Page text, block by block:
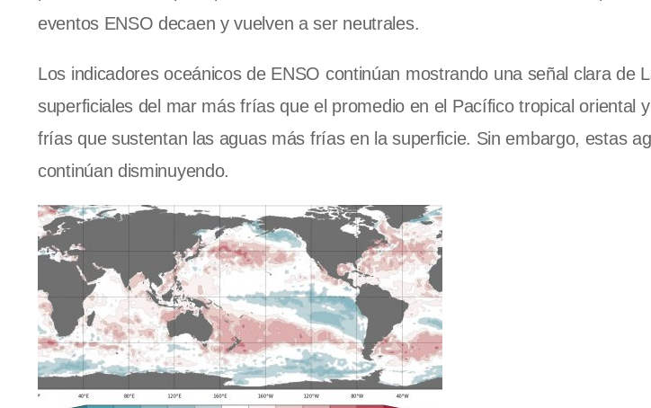
eventos ENSO decaen y vuelven a ser neutrales.
Los indicadores oceánicos de ENSO continúan mostrando una señal clara de
superficiales del mar más frías que el promedio en el Pacífico tropical oriental
frías que sustentan las aguas más frías en la superficie. Sin embargo, estas
continúan disminuyendo.